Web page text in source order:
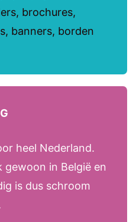
brochures,
banners, borden
heel Nederland.
gewoon in België en
is dus schroom